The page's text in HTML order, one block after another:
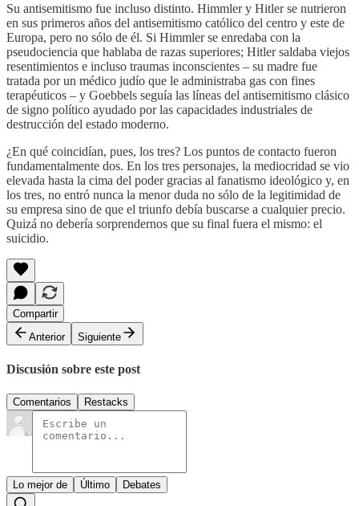
Su antisemitismo fue incluso distinto. Himmler y Hitler se nutrieron
en sus primeros años del antisemitismo católico del centro y este de
Europa, pero no sólo de él. Si Himmler se enredaba con la
pseudociencia que hablaba de razas superiores; Hitler saldaba viejos
resentimientos e incluso traumas inconscientes – su madre fue
tratada por un médico judío que le administraba gas con fines
terapéuticos – y Goebbels seguía las líneas del antisemitismo clásico
de signo político ayudado por las capacidades industriales de
destrucción del estado moderno.
¿En qué coincidían, pues, los tres? Los puntos de contacto fueron
fundamentalmente dos. En los tres personajes, la mediocridad se vio
elevada hasta la cima del poder gracias al fanatismo ideológico y, en
los tres, no entró nunca la menor duda no sólo de la legitimidad de
su empresa sino de que el triunfo debía buscarse a cualquier precio.
Quizá no debería sorprendernos que su final fuera el mismo: el
suicidio.
Compartir
Anterior
Siguiente
Discusión sobre este post
Comentarios Restacks
Lo mejor de Último Debates